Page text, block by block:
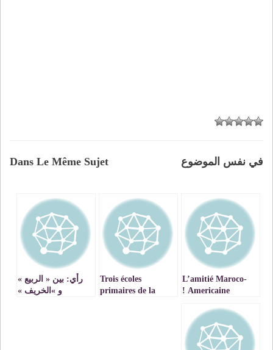
Dans Le Même Sujet في نفس الموضوع
L’amitié Maroco-
Americaine !
Trois écoles
primaires de la
رأي: بين « الربيع »
و »الخريف »